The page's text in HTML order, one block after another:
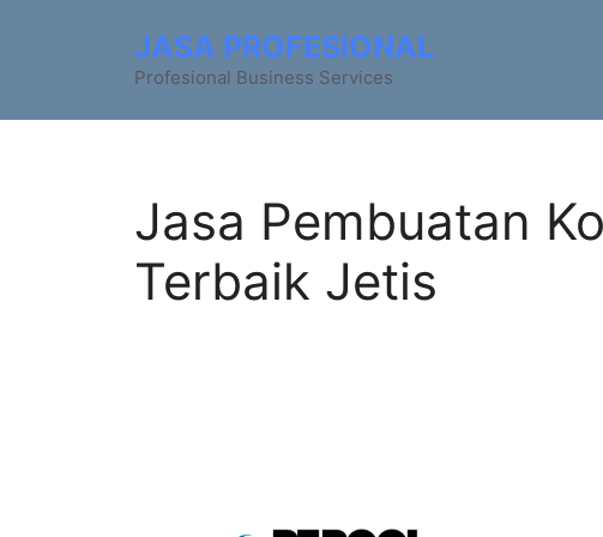
JASA PROFESIONAL
Profesional Business Services
Jasa Pembuatan
Terbaik Jetis